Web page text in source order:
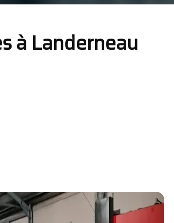
à Landerneau